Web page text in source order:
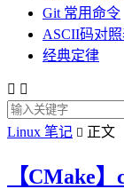
Git 常用命令
ASCII码对
经典定律
 
Linux 笔记  正文
【CMake